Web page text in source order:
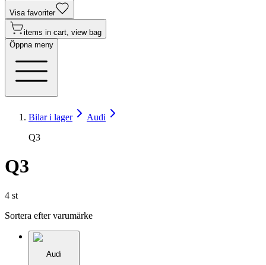
Visa favoriter
items in cart, view bag
Öppna meny
Bilar i lager
Audi
Q3
Q3
4 st
Sortera efter varumärke
Audi